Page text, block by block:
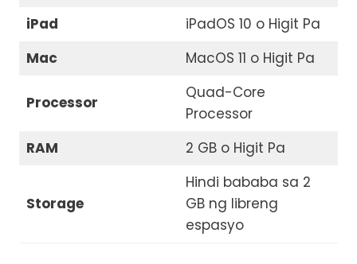
iPad
iPadOS 10 o Higit Pa
Mac
MacOS 11 o Higit Pa
Processor
Quad-Core
Processor
RAM
2 GB o Higit Pa
Storage
Hindi bababa sa 2
GB ng libreng
espasyo